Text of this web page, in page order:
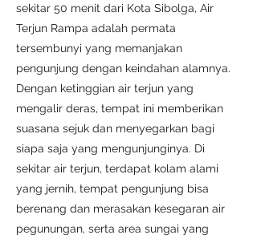
sekitar 50 menit dari Kota Sibolga, Air
Terjun Rampa adalah permata
tersembunyi yang memanjakan
pengunjung dengan keindahan alamnya.
Dengan ketinggian air terjun yang
mengalir deras, tempat ini memberikan
suasana sejuk dan menyegarkan bagi
siapa saja yang mengunjunginya. Di
sekitar air terjun, terdapat kolam alami
yang jernih, tempat pengunjung bisa
berenang dan merasakan kesegaran air
pegunungan, serta area sungai yang